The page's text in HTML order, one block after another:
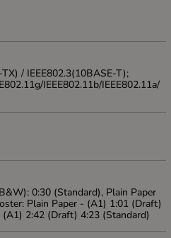
/ IEEE802.3(10BASE-T);
IEEE802.11b/IEEE802.11a/
0:30 (Standard), Plain Paper
Plain Paper - (A1) 1:01 (Draft)
2:42 (Draft) 4:23 (Standard)